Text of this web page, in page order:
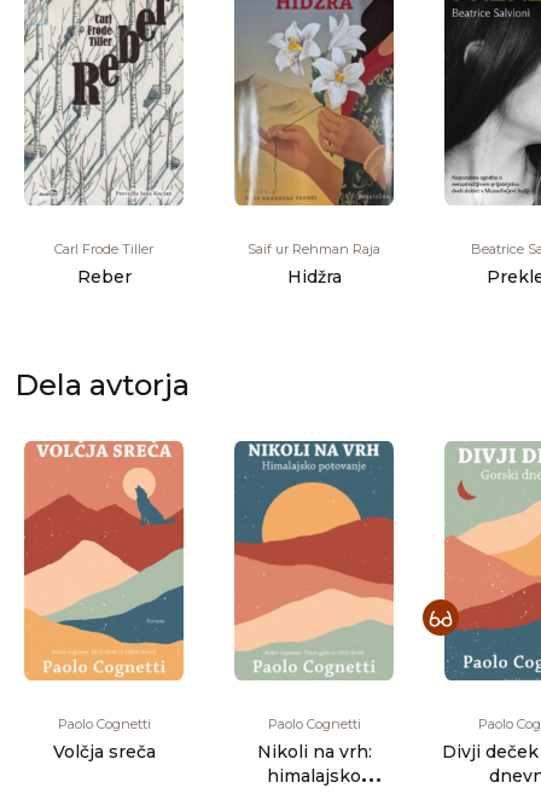
Carl Frode Tiller
Reber
Saif ur Rehman Raja
Hidžra
Beatrice
Dela avtorja
Paolo Cognetti
Volčja sreča
Paolo Cognetti
Nikoli na vrh:
himalajsko
Paolo
Divji